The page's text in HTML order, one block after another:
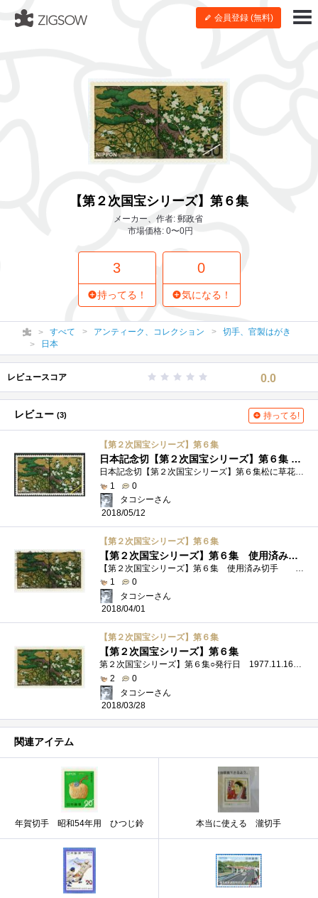
会員登録 (無料)
【第２次国宝シリーズ】第６集
メーカー、作者: 郵政省
市場価格: 0〜0円
3
持ってる！
0
気になる！
すべて アンティーク、コレクション
切手、官製はがき
日本
レビュースコア 0.0
レビュー (3) 持ってる!
【第２次国宝シリーズ】第６集
日本記念切【第２次国宝シリーズ】第６集 松に草花図
日本記念切【第２次国宝シリーズ】第６集松に草花図発行日 1977.11.16図案 松に草花図
1
0
タコシーさん
2018/05/12
【第２次国宝シリーズ】第６集
【第２次国宝シリーズ】第６集 使用済み切手
1
0
タコシーさん
2018/04/01
【第２次国宝シリーズ】第６集
【第２次国宝シリーズ】第６集
第２次国宝シリーズ】第６集○発行日 1977.11.16○図案 松に草花図
2
0
タコシーさん
2018/03/28
関連アイテム
年賀切手 昭和54年用 ひつじ鈴 本当に使える 瀧切手